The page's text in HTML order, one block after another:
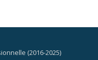
(2016-2025)